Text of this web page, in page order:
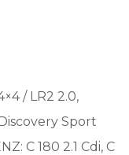
/ LR2 2.0,
Sport
C 180 2.1 Cdi, C